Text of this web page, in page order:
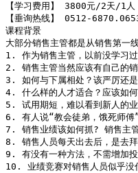
【学习费用】 3800元/2天/1人
【垂询热线】 0512-
课程背景
大部分销售主管都是从销售第一
1. 作为销售主管，以前没学习
2. 销售主管当然应该有自己的销
3. 如何与下属相处？该严厉还
4. 什么样的人才适合？应该如何
5. 试用期短，难以看到新人的
6. 有人说“教会徒弟，饿死师傅
7. 销售业绩该如何抓? 销售主
8. 销售人员每天出去后，是去
9. 有没有一种方法，不需增加
10. 业绩竞赛对销售人员似乎没